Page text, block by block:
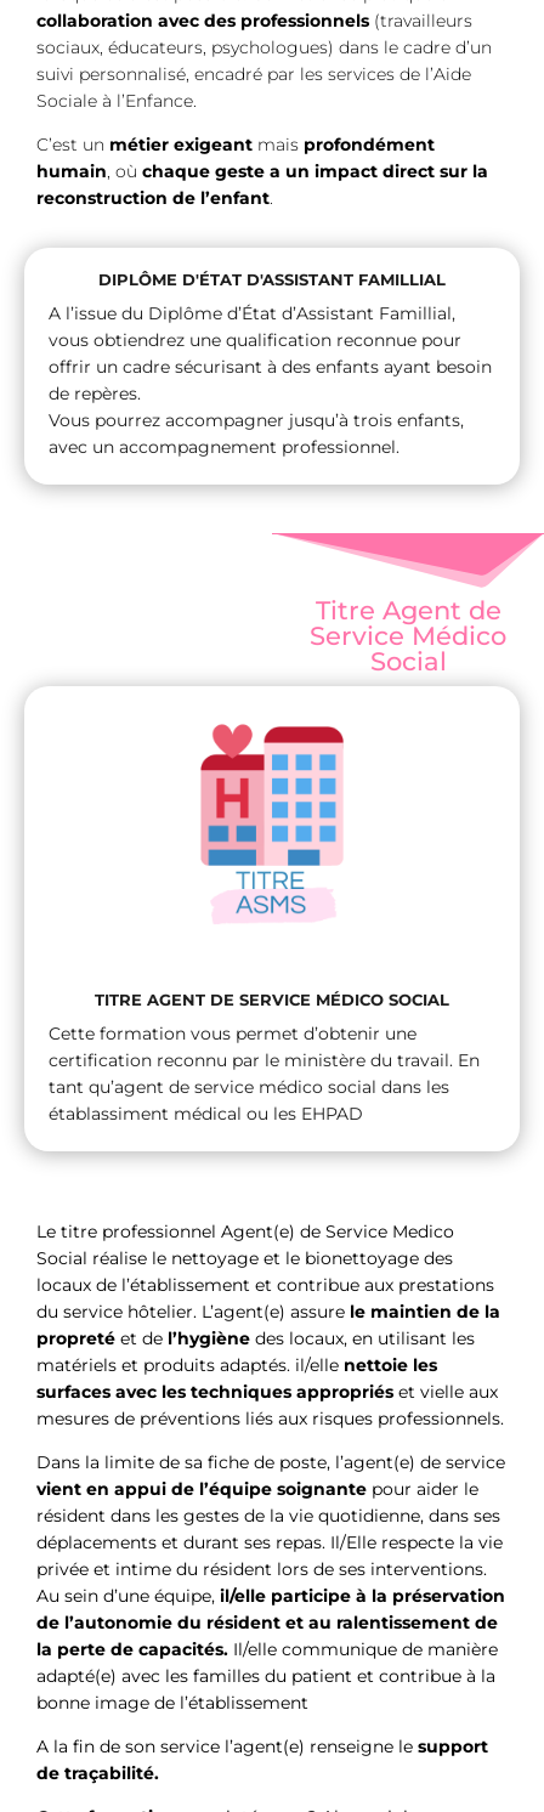
collaboration avec des professionnels (travailleurs
sociaux, éducateurs, psychologues) dans le cadre d’un
suivi personnalisé, encadré par les services de l’Aide
Sociale à l’Enfance.
C’est un métier exigeant mais profondément
humain, où chaque geste a un impact direct sur la
reconstruction de l’enfant.
DIPLÔME D'ÉTAT D'ASSISTANT FAMILLIAL
A l’issue du Diplôme d’État d’Assistant Famillial,
vous obtiendrez une qualification reconnue pour
offrir un cadre sécurisant à des enfants ayant besoin
de repères.
Vous pourrez accompagner jusqu’à trois enfants,
avec un accompagnement professionnel.
Titre Agent de
Service Médico
Social
TITRE AGENT DE SERVICE MÉDICO SOCIAL
Cette formation vous permet d’obtenir une
certification reconnu par le ministère du travail. En
tant qu’agent de service médico social dans les
établassiment médical ou les EHPAD
Le titre professionnel Agent(e) de Service Medico
Social réalise le nettoyage et le bionettoyage des
locaux de l’établissement et contribue aux prestations
du service hôtelier. L’agent(e) assure le maintien de la
propreté et de l’hygiène des locaux, en utilisant les
matériels et produits adaptés. il/elle nettoie les
surfaces avec les techniques appropriés et vielle aux
mesures de préventions liés aux risques professionnels.
Dans la limite de sa fiche de poste, l’agent(e) de service
vient en appui de l’équipe soignante pour aider le
résident dans les gestes de la vie quotidienne, dans ses
déplacements et durant ses repas. Il/Elle respecte la vie
privée et intime du résident lors de ses interventions.
Au sein d’une équipe, il/elle participe à la préservation
de l’autonomie du résident et au ralentissement de
la perte de capacités. Il/elle communique de manière
adapté(e) avec les familles du patient et contribue à la
bonne image de l’établissement
A la fin de son service l’agent(e) renseigne le support
de traçabilité.